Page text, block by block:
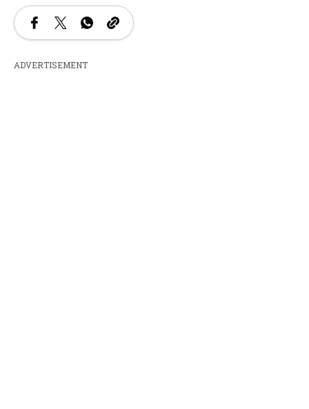
ADVERTISEMENT